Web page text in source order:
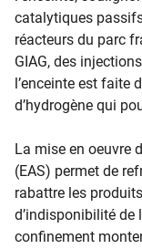
catalytiques
réacteurs du parc
GIAG, des
l’enceinte est faite
d’hydrogène qui
La mise en oeuvre
(EAS) permet de
rabattre les
d’indisponibilité de
confinement